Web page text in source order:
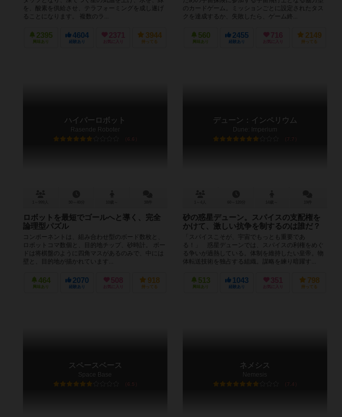
を、酸素を供給させ、テラフォーミングを成し遂げ
ることになります。 複数のラ...
2395
興味あり
4604
経験あり
2371
お気に入り
3944
持ってる
のカードゲーム。ミッションごとに設定されたタス
クを達成するか、失敗したら、ゲーム終...
560
興味あり
2455
経験あり
716
お気に入り
2149
持ってる
ハイパーロボット
Rasende Roboter
6.6
ロボットを最短でゴールへと導く、完全
論理型パズル
コンポーネントは、組み合わせ型のボード数枚と、
ロボットコマ数個と、目的地チップ、砂時計。 ボー
ドは将棋盤のように四角マスがあるのみで、中には
壁と、目的地が描かれています...
464
興味あり
2070
経験あり
508
お気に入り
918
持ってる
デューン：インペリウム
Dune: Imperium
7.7
砂の惑星デューン。スパイスの支配権を
かけて、激しい抗争を制するのは誰だ？
「スパイスこそが、宇宙でもっとも重要であ
る！」 惑星デューンでは、スパイスの利権をめぐ
る争いが過熱している。体制を維持したい皇帝。物
体転送技術を独占する組織。謀略を練り暗躍す...
513
興味あり
1043
経験あり
351
お気に入り
798
持ってる
スペースベース
Space Base
6.5
ネメシス
Nemesis
7.4